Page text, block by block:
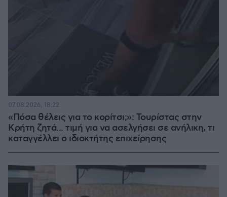
«Πόσα θέλεις για το κορίτσι;»: Τουρίστας στην
Κρήτη ζητά... τιμή για να ασελγήσει σε ανήλικη, τι
καταγγέλλει ο ιδιοκτήτης επιχείρησης
07.08.2026, 18:22